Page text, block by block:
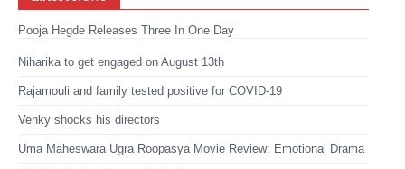
Pooja Hegde Releases Three In One Day
Niharika to get engaged on August 13th
Rajamouli and family tested positive for COVID-19
Venky shocks his directors
Uma Maheswara Ugra Roopasya Movie Review: Emotional Drama